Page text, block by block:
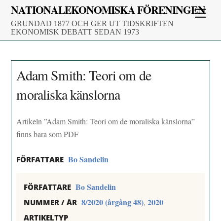
Skip
content
NATIONALEKONOMISKA FÖRENINGEN
GRUNDAD 1877 OCH GER UT TIDSKRIFTEN
EKONOMISK DEBATT SEDAN 1973
Adam Smith: Teori om de
moraliska känslorna
Artikeln ”Adam Smith: Teori om de moraliska känslorna”
finns bara som PDF
FÖRFATTARE Bo Sandelin
FÖRFATTARE Bo Sandelin
NUMMER / ÅR 8/2020 (årgång 48),2020
ARTIKELTYP